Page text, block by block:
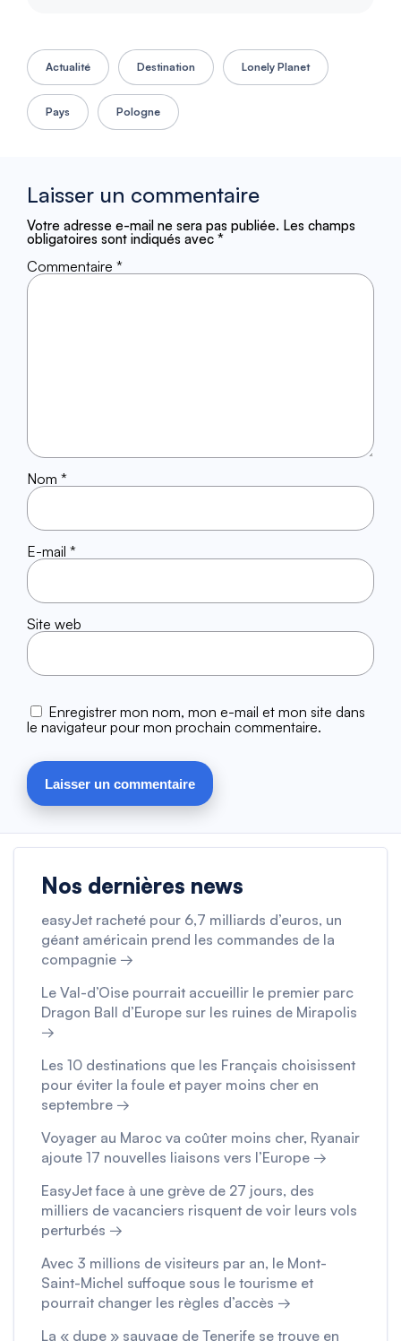
Actualité Destination Lonely Planet
Pays Pologne
Laisser un commentaire
Votre adresse e-mail ne sera pas publiée. Les champs
obligatoires sont indiqués avec *
Commentaire *
Nom *
E-mail *
Site web
Enregistrer mon nom, mon e-mail et mon site dans
le navigateur pour mon prochain commentaire.
Nos dernières news
easyJet racheté pour 6,7 milliards d’euros, un
géant américain prend les commandes de la
compagnie →
Le Val-d’Oise pourrait accueillir le premier parc
Dragon Ball d’Europe sur les ruines de Mirapolis
→
Les 10 destinations que les Français choisissent
pour éviter la foule et payer moins cher en
septembre →
Voyager au Maroc va coûter moins cher, Ryanair
ajoute 17 nouvelles liaisons vers l’Europe →
EasyJet face à une grève de 27 jours, des
milliers de vacanciers risquent de voir leurs vols
perturbés →
Avec 3 millions de visiteurs par an, le Mont-
Saint-Michel suffoque sous le tourisme et
pourrait changer les règles d’accès →
La « dupe » sauvage de Tenerife se trouve en